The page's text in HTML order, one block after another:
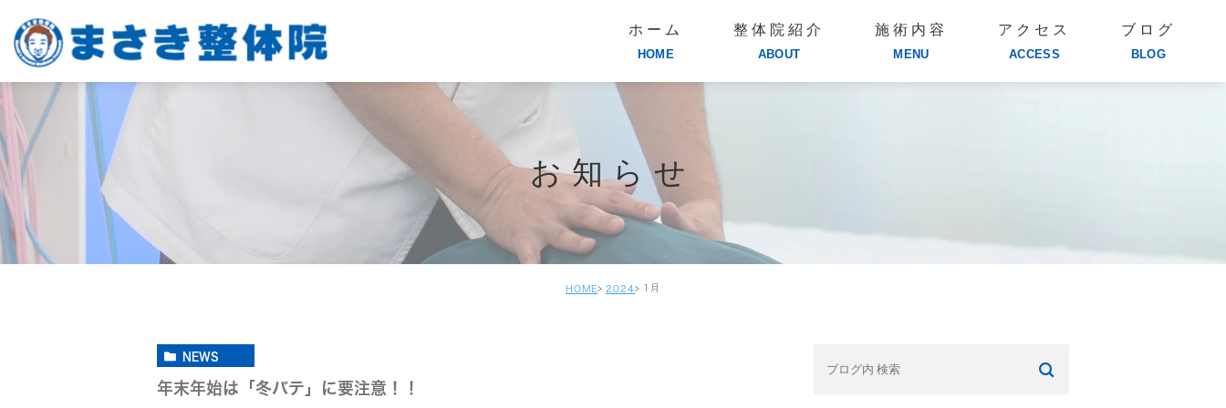
ホーム
HOME
整体院紹介
ABOUT
施術内容
MENU
アクセス
ACCESS
ブログ
BLOG
お知らせ
HOME 2024 1月
NEWS
年末年始は「冬バテ」に要注意！！